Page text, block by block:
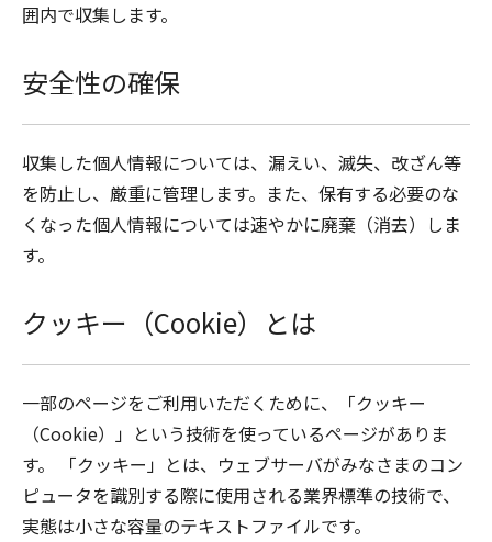
囲内で収集します。
安全性の確保
収集した個人情報については、漏えい、滅失、改ざん等
を防止し、厳重に管理します。また、保有する必要のな
くなった個人情報については速やかに廃棄（消去）しま
す。
クッキー（Cookie）とは
一部のページをご利用いただくために、「クッキー
（Cookie）」という技術を使っているページがありま
す。 「クッキー」とは、ウェブサーバがみなさまのコン
ピュータを識別する際に使用される業界標準の技術で、
実態は小さな容量のテキストファイルです。